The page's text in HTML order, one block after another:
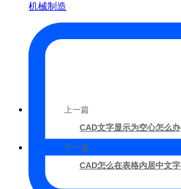
机械制造
上一篇
CAD文字显示为空心怎么办
下一篇
CAD怎么在表格内居中文字